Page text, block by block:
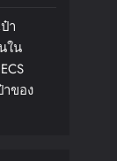
า
ใน
าของ